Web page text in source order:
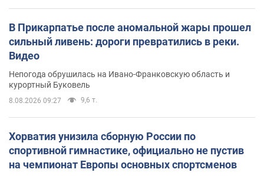
В Прикарпатье после аномальной жары прошел
сильный ливень: дороги превратились в реки.
Видео
Непогода обрушилась на Ивано-Франковскую область и
курортный Буковель
8.08.2026 09:27 9,6 т.
Хорватия унизила сборную России по
спортивной гимнастике, официально не пустив
на чемпионат Европы основных спортсменов